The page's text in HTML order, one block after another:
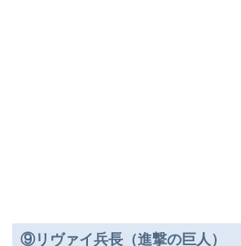
⑨リヴァイ兵長（進撃の巨人）